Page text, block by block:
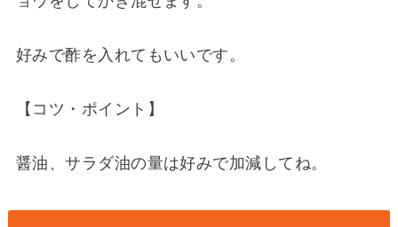
好みで酢を入れてもいいです。
【コツ・ポイント】
醤油、サラダ油の量は好みで加減してね。